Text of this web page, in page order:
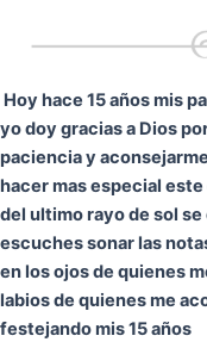
Hoy hace 15 años mis
yo doy gracias a Dios
paciencia y
hacer mas especial
del ultimo rayo de sol
escuches sonar las
en los ojos de quienes
labios de quienes me
festejando mis 15 años